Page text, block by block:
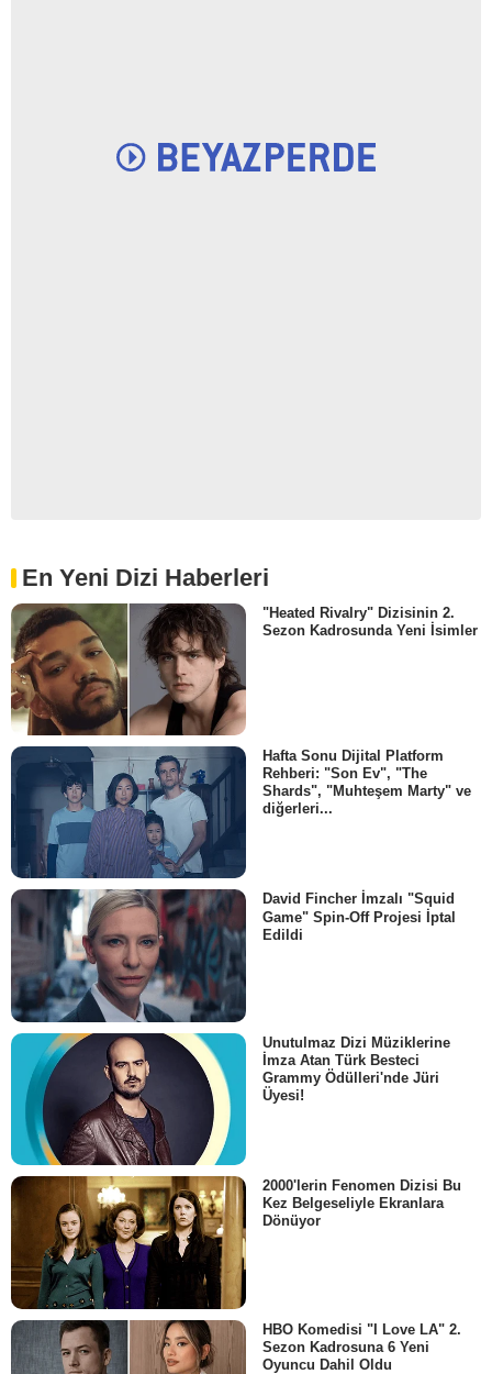
En Yeni Dizi Haberleri
"Heated Rivalry" Dizisinin 2.
Sezon Kadrosunda Yeni İsimler
Hafta Sonu Dijital Platform
Rehberi: "Son Ev", "The
Shards", "Muhteşem Marty" ve
diğerleri...
David Fincher İmzalı "Squid
Game" Spin-Off Projesi İptal
Edildi
Unutulmaz Dizi Müziklerine
İmza Atan Türk Besteci
Grammy Ödülleri'nde Jüri
Üyesi!
2000'lerin Fenomen Dizisi Bu
Kez Belgeseliyle Ekranlara
Dönüyor
HBO Komedisi "I Love LA" 2.
Sezon Kadrosuna 6 Yeni
Oyuncu Dahil Oldu